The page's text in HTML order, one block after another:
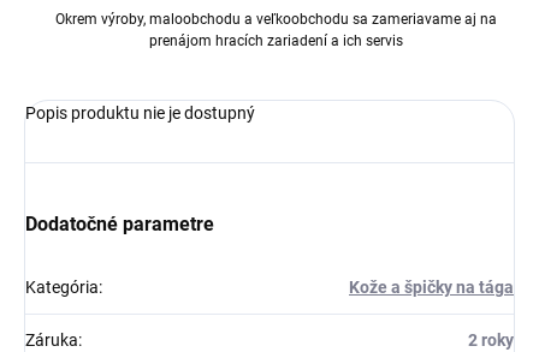
Okrem výroby, maloobchodu a veľkoobchodu sa zameriavame aj na
prenájom hracích zariadení a ich servis
Popis produktu nie je dostupný
Dodatočné parametre
Kategória: Kože a špičky na tága
Záruka: 2 roky